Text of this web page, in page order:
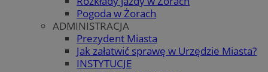
Pogoda w Żorach
ADMINISTRACJA
Prezydent Miasta
Jak załatwić sprawę w Urzędzie Miasta?
INSTYTUCJE